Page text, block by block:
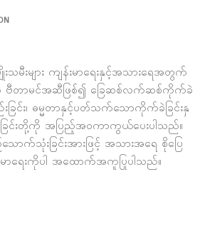
သမီးများ ကျန်းမာရေးနှင့်အသားရေအတွက်
ဗီတာမင်အဆီဖြစ်၍ ခြေဆစ်လက်ဆစ်ကိုက်ခဲ
းခြင်း၊ ဓမ္မတာနှင့်ပတ်သက်သောကိုက်ခဲခြင်းနှ
ြင်းတို့ကို အပြည့်အဝကာကွယ်ပေးပါသည်။
သောက်သုံးခြင်းအားဖြင့် အသားအရေ စိုပြေ
ာရေးကိုပါ အထောက်အကူပြုပါသည်။